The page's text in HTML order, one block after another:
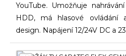
YouTube. Umožňuje
HDD, má hlasové ovládání
design. Napájení 12/24V DC a